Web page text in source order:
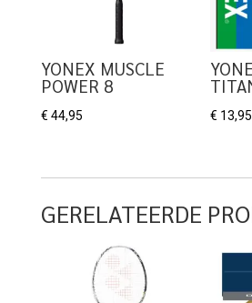
YONEX MUSCLE
POWER 8
€ 44,95 € 13,95
GERELATEERDE